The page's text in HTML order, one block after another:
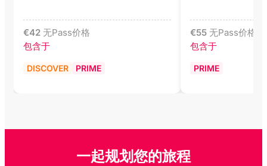
€42 无Pass价格
包含于
DISCOVER PRIME
€55 无Pass价格
包含于
PRIME
一起规划您的旅程